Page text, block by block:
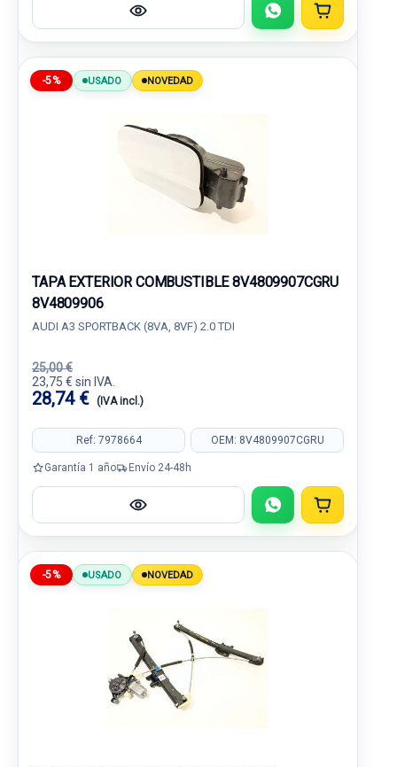
-5% USADO NOVEDAD
TAPA EXTERIOR COMBUSTIBLE 8V4809907CGRU
8V4809906
AUDI A3 SPORTBACK (8VA, 8VF) 2.0 TDI
25,00 €
23,75 € sin IVA.
28,74 € (IVA incl.)
Ref: 7978664 OEM: 8V4809907CGRU
Garantía 1 año Envío 24-48h
-5% USADO NOVEDAD